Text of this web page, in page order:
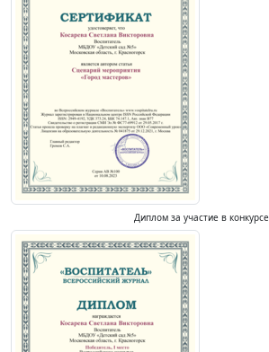
Диплом за участие в конкурсе